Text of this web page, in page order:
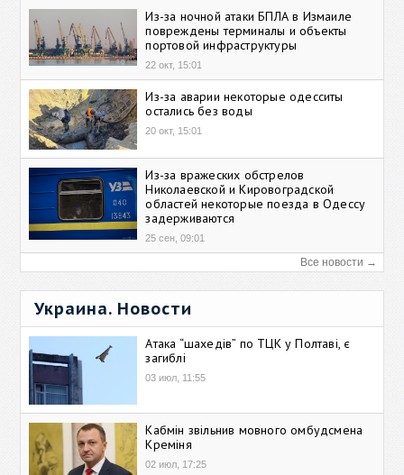
Из-за ночной атаки БПЛА в Измаиле
повреждены терминалы и объекты
портовой инфраструктуры
22 окт, 15:01
Из-за аварии некоторые одесситы
остались без воды
20 окт, 15:01
Из-за вражеских обстрелов
Николаевской и Кировоградской
областей некоторые поезда в Одессу
задерживаются
25 сен, 09:01
Все новости →
Украина. Новости
Атака “шахедів” по ТЦК у Полтаві, є
загиблі
03 июл, 11:55
Кабмін звільнив мовного омбудсмена
Креміня
02 июл, 17:25